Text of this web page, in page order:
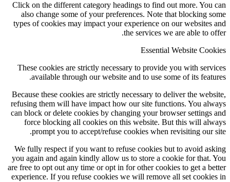
Click on the different category headings to find out
also change some of your preferences. Note that
types of cookies may impact your experience on
the services we
Essential
These cookies are strictly necessary to provide
available through our website and to use some
Because these cookies are strictly necessary to
refusing them will have impact how our site
can block or delete cookies by changing your
force blocking all cookies on this website. But
prompt you to accept/refuse cookies when
We fully respect if you want to refuse cookies but
you again and again kindly allow us to store a
are free to opt out any time or opt in for other cookies
experience. If you refuse cookies we will remove all